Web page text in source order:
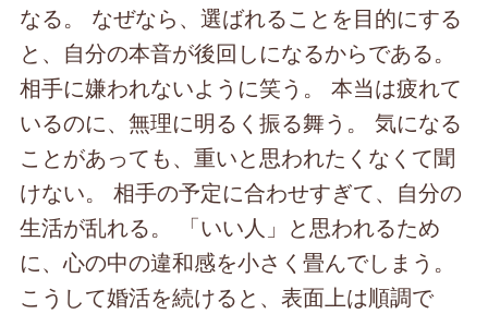
なる。 なぜなら、選ばれることを目的にする
と、自分の本音が後回しになるからである。
相手に嫌われないように笑う。 本当は疲れて
いるのに、無理に明るく振る舞う。 気になる
ことがあっても、重いと思われたくなくて聞
けない。 相手の予定に合わせすぎて、自分の
生活が乱れる。 「いい人」と思われるため
に、心の中の違和感を小さく畳んでしまう。
こうして婚活を続けると、表面上は順調で